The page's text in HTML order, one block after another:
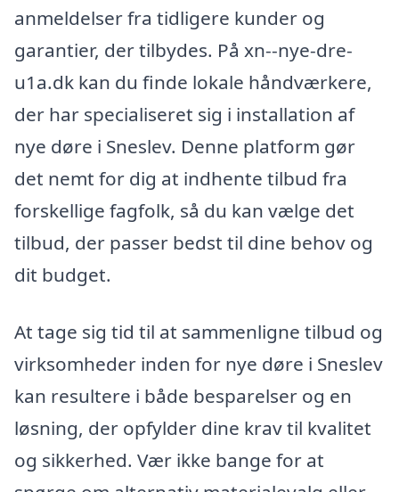
anmeldelser fra tidligere kunder og
garantier, der tilbydes. På xn--nye-dre-
u1a.dk kan du finde lokale håndværkere,
der har specialiseret sig i installation af
nye døre i Sneslev. Denne platform gør
det nemt for dig at indhente tilbud fra
forskellige fagfolk, så du kan vælge det
tilbud, der passer bedst til dine behov og
dit budget.
At tage sig tid til at sammenligne tilbud og
virksomheder inden for nye døre i Sneslev
kan resultere i både besparelser og en
løsning, der opfylder dine krav til kvalitet
og sikkerhed. Vær ikke bange for at